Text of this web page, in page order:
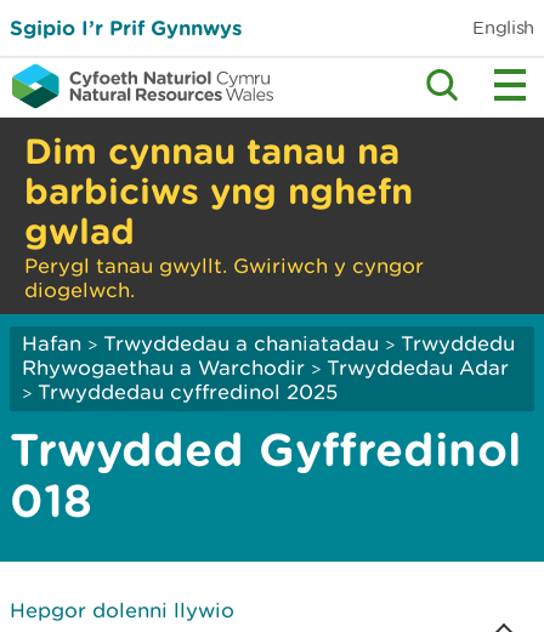
Sgipio I’r Prif Gynnwys English
Dim cynnau tanau na
barbiciws yng nghefn
gwlad
Perygl tanau gwyllt. Gwiriwch y cyngor
diogelwch.
Hafan > Trwyddedau a chaniatadau > Trwyddedu
Rhywogaethau a Warchodir > Trwyddedau Adar
> Trwyddedau cyffredinol 2025
Trwydded Gyffredinol
018
Hepgor dolenni llywio